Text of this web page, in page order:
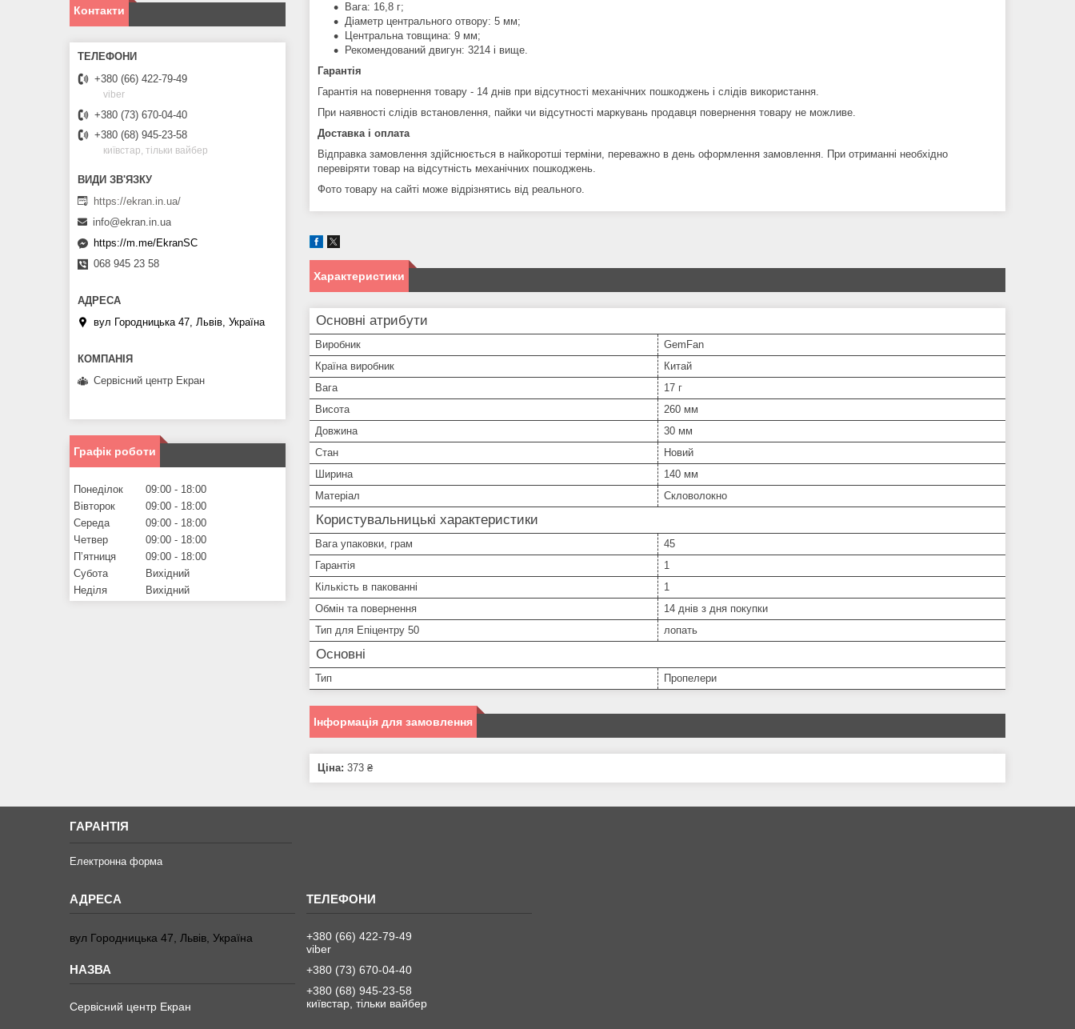
Вага: 16,8 г;
Діаметр центрального отвору: 5 мм;
Центральна товщина: 9 мм;
Рекомендований двигун: 3214 і вище.
Гарантія
Гарантія на повернення товару - 14 днів при відсутності механічних пошкоджень і слідів використання.
При наявності слідів встановлення, пайки чи відсутності маркувань продавця повернення товару не можливе.
Доставка і оплата
Відправка замовлення здійснюється в найкоротші терміни, переважно в день оформлення замовлення. При отриманні необхідно
перевіряти товар на відсутність механічних пошкоджень.
Фото товару на сайті може відрізнятись від реального.
Характеристики
Основні атрибути
Виробник
GemFan
Країна виробник
Китай
Вага
17 г
Висота
260 мм
Довжина
30 мм
Стан
Новий
Ширина
140 мм
Матеріал
Скловолокно
Користувальницькі характеристики
Вага упаковки, грам
45
Гарантія
1
Кількість в пакованні
1
Обмін та повернення
14 днів з дня покупки
Тип для Епіцентру 50
лопать
Основні
Тип Пропелери
Інформація для замовлення
Ціна: 373 ₴
Контакти
+380 (66) 422-79-49
viber
+380 (73) 670-04-40
+380 (68) 945-23-58
київстар, тільки вайбер
https://ekran.in.ua/
info@ekran.in.ua
https://m.me/EkranSC
068 945 23 58
вул Городницька 47, Львів, Україна
Сервісний центр Екран
Графік роботи
Понеділок 09:00
18:00
Вівторок
09:00
18:00
Середа
09:00
18:00
Четвер
09:00
18:00
Пʼятниця
09:00
18:00
Субота
Вихідний
Неділя
Вихідний
ГАРАНТІЯ
Електронна форма
вул Городницька 47, Львів, Україна
Сервісний центр Екран
+380 (66) 422-79-49
viber
+380 (73) 670-04-40
+380 (68) 945-23-58
київстар, тільки вайбер